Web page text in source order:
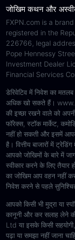
जोखिम कथन और
FXPN.com is a
registered in the
226766, legal
Pope Hennessy
Investment Dealer
Financial Services
डेरिवेटिव में निवेश का
अधिक खो सकते हैं।
की इच्छा रखने वाले को अपनी
फॉरेक्स, स्टॉक मार्केट,
नहीं हो सकती और इसमें
है। वित्तीय बाजारों में
आपको जोखिमों के बारे में
स्वीकार करने के लिए तैयार
का जोखिम आप वहन नहीं
निवेश करने से पहले
आपको किसी भी मुद्रा या
कानूनी और कर सलाह लेने
Ltd या इसके किसी
पढ़ा या समझा नहीं जाना